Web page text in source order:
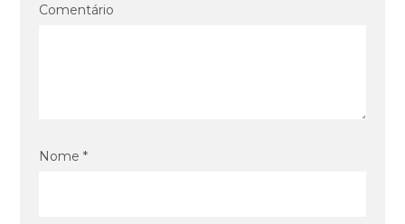
Comentário
Nome *